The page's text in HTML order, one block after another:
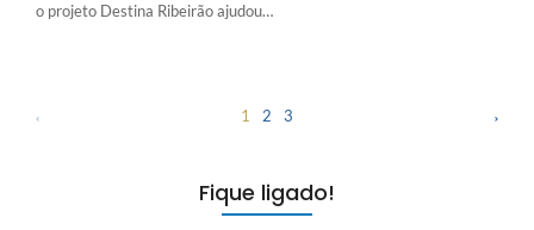
o projeto Destina Ribeirão ajudou…
1 2 3
Fique ligado!